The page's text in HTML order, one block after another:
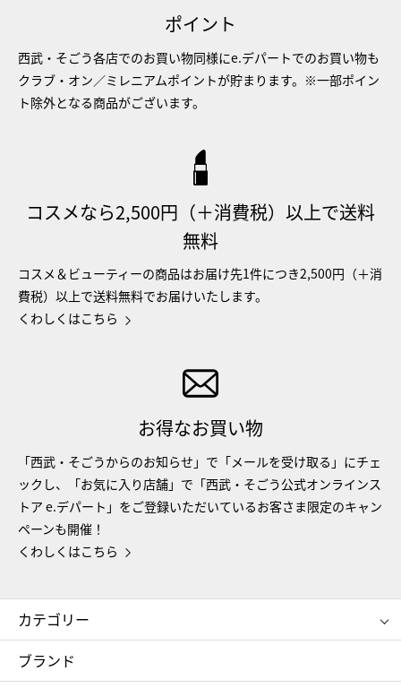
ポイント
西武・そごう各店でのお買い物同様にe.デパートでのお買い物も
クラブ・オン／ミレニアムポイントが貯まります。※一部ポイン
ト除外となる商品がございます。
コスメなら2,500円（＋消費税）以上で送料
無料
コスメ＆ビューティーの商品はお届け先1件につき2,500円（＋消
費税）以上で送料無料でお届けいたします。
くわしくはこちら
お得なお買い物
「西武・そごうからのお知らせ」で「メールを受け取る」にチェ
ックし、「お気に入り店舗」で「西武・そごう公式オンラインス
トア e.デパート」をご登録いただいているお客さま限定のキャン
ペーンも開催！
くわしくはこちら
カテゴリー
コスメ＆ビューティー
ギフト
レディース
ブランド